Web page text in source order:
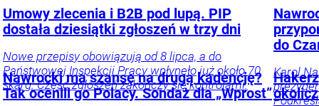
Umowy zlecenia i B2B pod lupą. PIP
dostała dziesiątki zgłoszeń w trzy dni
Nowe przepisy obowiązują od 8 lipca, a do
Państwowej Inspekcji Pracy wpłynęło już około 70
skarg. Część zgłoszeń zakończy się kontrolami.
do
Karol
Nawrocki ma szansę na drugą kadencję?
Tak ocenili go Polacy. Sondaż dla „Wprost”